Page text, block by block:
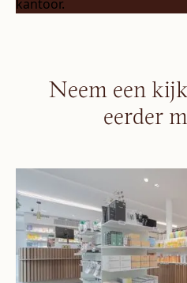
Neem een
eerder